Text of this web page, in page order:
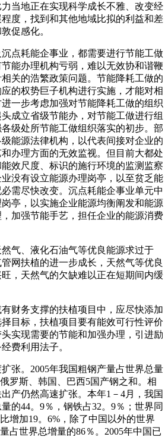
当地正在实现科学成长不雅、改变经
度，找到和其他地域比拟的利益和差
促感化。
耗能企事业，都需要进行节能工做
能办理机构亏弱，难以无效协和谐鞭
关的浩繁政策问题。节能降耗工做的
的权势巨子机构进行实施，才能对相
一步考虑加强对节能降耗工做的组织
成立省级节能办，对节能工做进行组
级处所节能工做组织落实的初步。部
能源法律机构，以代表间接对企业的
办理方面的无效监视。但目前大都处
效尺度、标识的施行环境的监测监察
没有设立能源办理岗亭，以至贫乏能
需尽快改变。沉点耗能企事业单元中
亭，以实施企业能源均衡阐发和能源
加强节能手艺，担任企业的能源消费
、液化石油气等优良能源求过于
网扶植的进一步成长，天然气等优良
，天然气的欠缺难以正在短期间内缓
务支撑的扶植项目中，应尽快添加
目标，扶植项目要有能效可行性评价
实现需要的节能和加强办理，引进励
费利用法子。
。2005年我国粗钢产量占世界总量
罗斯、韩国、巴西5国产钢之和。相
产仍然高速扩张。本年1－4月，我国
的44。9％，钢铁占32。9％；世界同
增加19。6%，除了中国以外的世界
占世界总增量的86％。2005年中国已